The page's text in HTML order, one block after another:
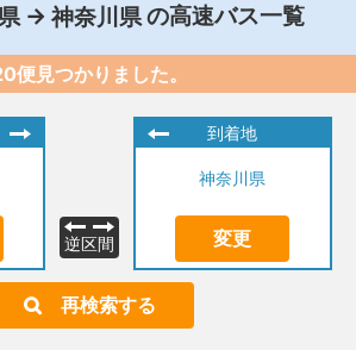
→ 神奈川県の高速バス一覧
便見つかりました。
逆区間
到着地
神奈川県
変更
再検索する